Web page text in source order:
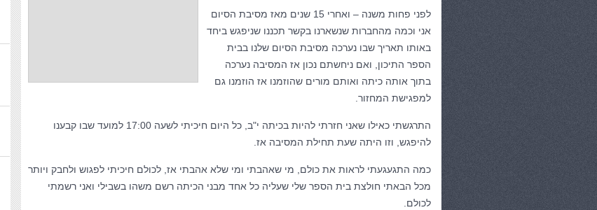
לפני פחות משנה – ואחרי 15 שנים מאז מסיבת הסיום
אני וכמה מהחברות שנשארנו בקשר תכננו שניפגש ביחד
באותו תאריך שבו נערכה מסיבת הסיום שלנו בבית
הספר התיכון, ואם ניחשתם נכון אז המסיבה נערכה
בתוך אותה כיתה ואותם מורים שהוזמנו אז הוזמנו גם
למפגישת המחזור.
התרגשתי כאילו שאני חזרתי להיות בכיתה י"ב, כל היום חיכיתי לשעה 17:00 למועד שבו קבענו
להיפגש, וזו היתה שעת תחילת המסיבה אז.
כמה התגעגעתי לראות את כולם, מי שאהבתי ומי שלא אהבתי אז, לכולם חיכיתי לפגוש ולחבק ויותר
מכל הבאתי חולצת בית הספר שלי שעליה כל אחד מבני הכיתה רשם משהו בשבילי ואני רשמתי
לכולם.